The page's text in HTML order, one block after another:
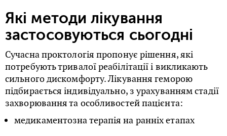
Які методи лікування
застосовуються сьогодні
Сучасна проктологія пропонує рішення, які
потребують тривалої реабілітації і викликають
сильного дискомфорту. Лікування геморою
підбирається індивідуально, з урахуванням стадії
захворювання та особливостей пацієнта:
медикаментозна терапія на ранніх етапах